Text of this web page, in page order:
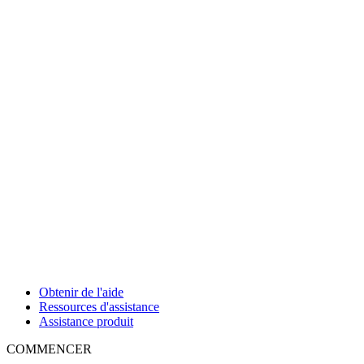
Obtenir de l'aide
Ressources d'assistance
Assistance produit
COMMENCER